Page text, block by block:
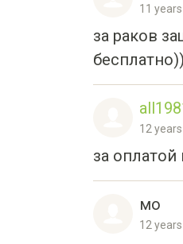
11
за раков
12
за
мо
12